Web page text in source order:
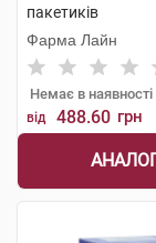
пакетиків
Фарма Лайн
Немає в наявності
від 488.60 грн